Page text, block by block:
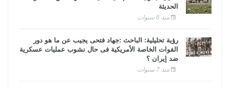
الحديثة
منذ 6 سنوات
رؤية تحليلية: الباحث :جهاد فتحى يجيب عن ما هو دور
القوات الخاصة الأمريكية فى حال نشوب عمليات عسكرية
ضد إيران ؟
منذ 7 سنوات